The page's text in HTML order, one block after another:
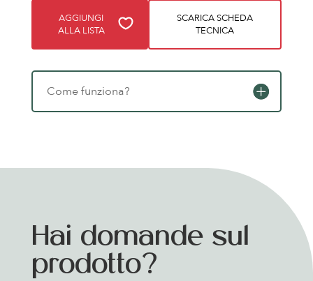
AGGIUNGI
ALLA LISTA
SCARICA SCHEDA
TECNICA
Come funziona?
Hai domande sul
prodotto?